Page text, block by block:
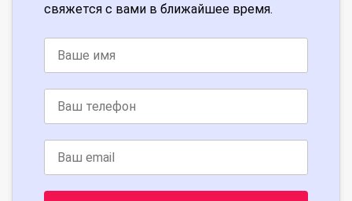
свяжется с вами в ближайшее время.